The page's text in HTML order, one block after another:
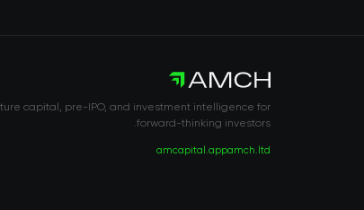
capital, pre-IPO, and investment intelligence for
forward-thinking investors.
amch.ltd
amcapital.app